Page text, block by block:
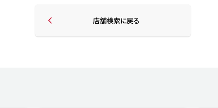
店舗検索に戻る